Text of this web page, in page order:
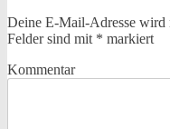
Deine E-Mail-Adresse wird
Felder sind mit * markiert
Kommentar